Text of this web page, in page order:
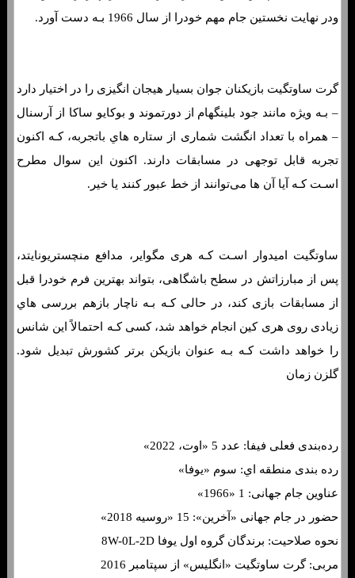
ودر نهایت نخستین جام مهم خودرا از سال 1966 بـه دست آورد.
گرت ساوتگیت بازیکنان جوان بسیار هیجان انگیزی را در اختیار دارد
– بـه ویژه مانند جود بلینگهام از دورتموند و بوکایو ساکا از آرسنال
– همراه با تعداد انگشت شماری از ستاره هاي‌ باتجربه، کـه اکنون
تجربه قابل توجهی در مسابقات دارند. اکنون این سوال مطرح
اسـت کـه آیا آن ها می‌توانند از خط عبور کنند یا خیر.
ساوتگیت امیدوار اسـت کـه هری مگوایر، مدافع منچستریونایتد،
پس از مبارزاتش در سطح باشگاهی، بتواند بهترین فرم خودرا قبل
از مسابقات بازی کند، در حالی کـه بـه ناچار بازهم بررسی هاي‌
زیادی روی هری کین انجام خواهد شد، کسی کـه احتمالاً این شانس
را خواهد داشت کـه بـه عنوان بازیکن برتر کشورش تبدیل شود.
گلزن زمان
رده‌بندی فعلی فیفا: عدد 5 «اوت، 2022»
رده بندی منطقه اي: سوم «یوفا»
عناوین جام جهانی: 1 «1966»
حضور در جام جهانی «آخرین»: 15 «روسیه 2018»
نحوه صلاحیت: برندگان گروه اول یوفا 8W-0L-2D
مربی: گرت ساوتگیت «انگلیس» از سپتامبر 2016